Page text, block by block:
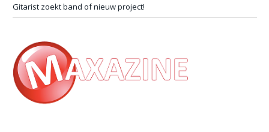
Gitarist zoekt band of nieuw project!